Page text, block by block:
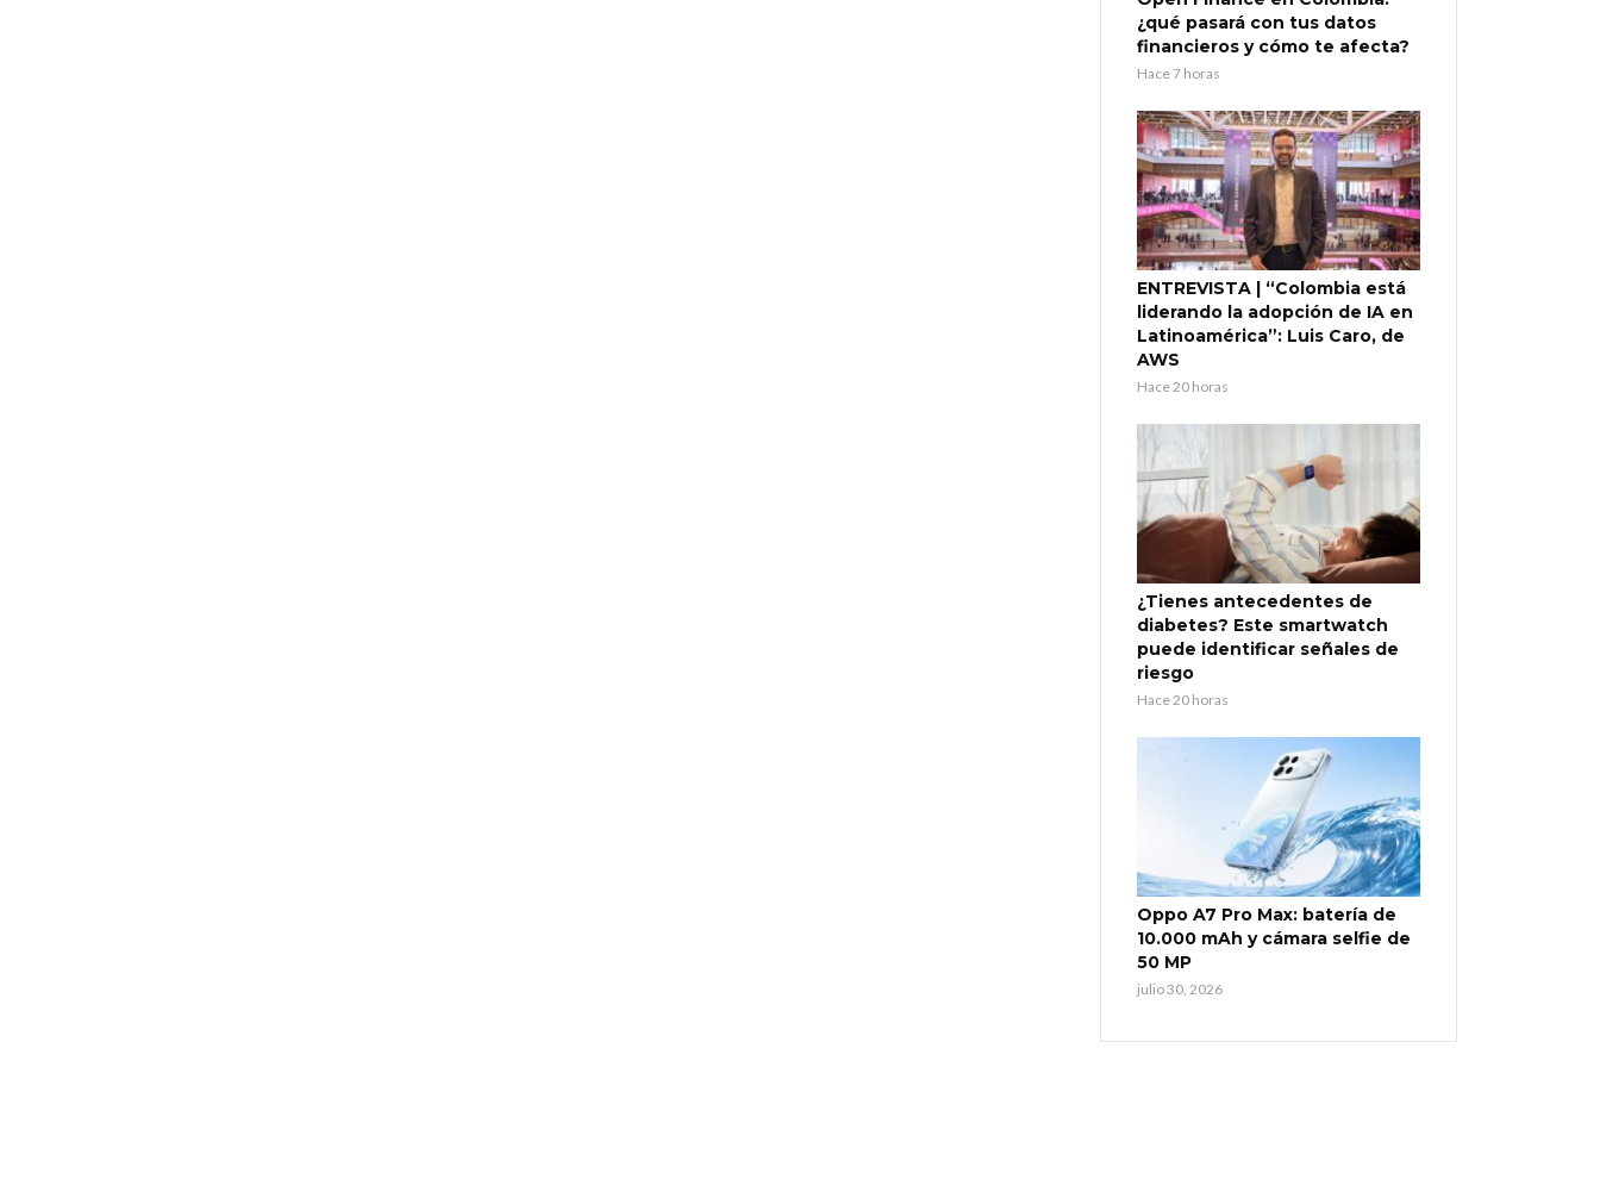
¿qué pasará con tus datos
financieros y cómo te afecta?
Hace 7 horas
ENTREVISTA | “Colombia está
liderando la adopción de IA en
Latinoamérica”: Luis Caro, de
AWS
Hace 20 horas
¿Tienes antecedentes de
diabetes? Este smartwatch
puede identificar señales de
riesgo
Hace 20 horas
Oppo A7 Pro Max: batería de
10.000 mAh y cámara selfie de
50 MP
julio 30, 2026